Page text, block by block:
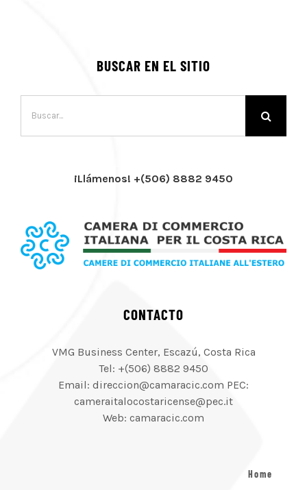
BUSCAR EN EL SITIO
¡Llámenos! +(506) 8882 9450
CONTACTO
VMG Business Center, Escazú, Costa Rica
Tel: +(506) 8882 9450
Email: direccion@camaracic.com PEC:
cameraitalocostaricense@pec.it
Web: camaracic.com
Home